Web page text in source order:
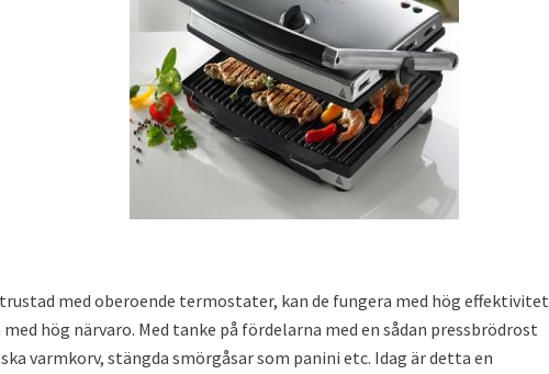
med oberoende termostater, kan de fungera med hög effektivitet
hög närvaro. Med tanke på fördelarna med en sådan pressbrödrost
varmkorv, stängda smörgåsar som panini etc. Idag är detta en